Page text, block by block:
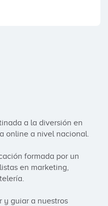
a la diversión en
online a nivel nacional.
formada por un
en marketing,
y guiar a nuestros